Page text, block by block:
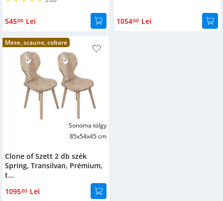
54500 Lei 105400 Lei
Mese, scaune, coltare
Sonoma tölgy
85x54x45 cm
Clone of Szett 2 db szék
Spring, Transilvan, Prémium,
t...
109500 Lei